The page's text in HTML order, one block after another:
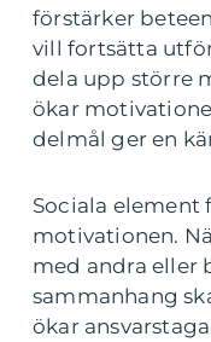
förstärker
vill fortsätta
dela upp större
ökar
delmål ger en
Sociala element
motivationen.
med andra eller
sammanhang
ökar